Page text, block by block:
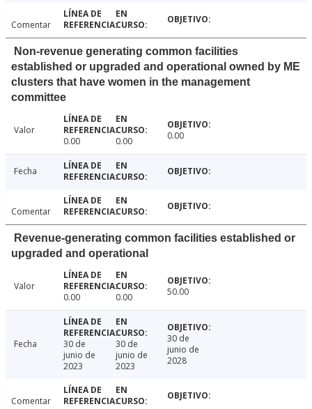
Comentar
Non-revenue generating common facilities
established or upgraded and operational owned by ME
clusters that have women in the management
committee
Valor
0.00
0.00 0.00
Fecha
Comentar
Revenue-generating common facilities established or
upgraded and operational
Valor
0.00
0.00 50.00
Fecha
30 de
junio de
2023
30 de
junio de
2023
30 de
junio de
2028
Comentar